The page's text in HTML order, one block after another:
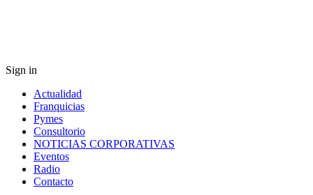
Sign in
Actualidad
Franquicias
Pymes
Consultorio
NOTICIAS CORPORATIVAS
Eventos
Radio
Contacto